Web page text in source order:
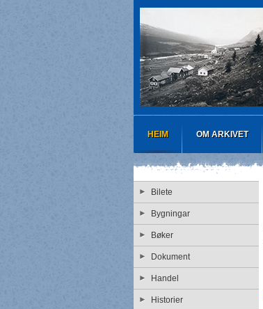
HEIM OM ARKIVET
Bilete
Bygningar
Bøker
Dokument
Handel
Historier